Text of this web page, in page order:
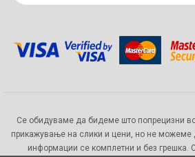
Се обидуваме да бидеме што попрецизни
прикажување на слики и цени, но не можеме
информации се комплетни и без грешка.